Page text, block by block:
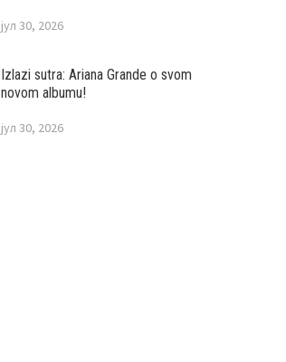
јул 30, 2026
Izlazi sutra: Ariana Grande o svom
novom albumu!
јул 30, 2026